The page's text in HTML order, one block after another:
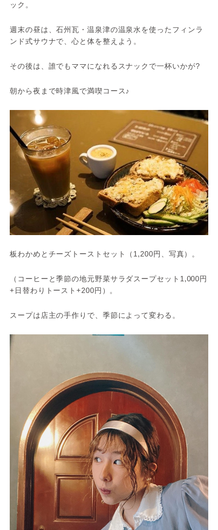
ック。
週末の昼は、石州瓦・温泉津の温泉水を使ったフィンラ
ンド式サウナで、心と体を整えよう。
その後は、誰でもママになれるスナックで一杯いかが?
朝から夜まで時津風で満喫コース♪
板わかめとチーズトーストセット（1,200円、写真）。
（コーヒーと季節の地元野菜サラダスープセット1,000円
+日替わりトースト+200円）。
スープは店主の手作りで、季節によって変わる。